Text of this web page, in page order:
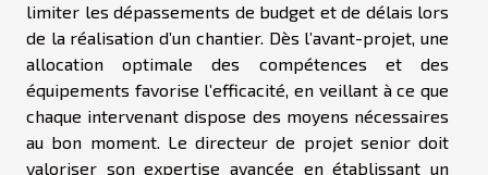
limiter les dépassements de budget et de délais lors
de la réalisation d’un chantier. Dès l’avant-projet, une
allocation optimale des compétences et des
équipements favorise l’efficacité, en veillant à ce que
chaque intervenant dispose des moyens nécessaires
au bon moment. Le directeur de projet senior doit
valoriser son expertise avancée en établissant un